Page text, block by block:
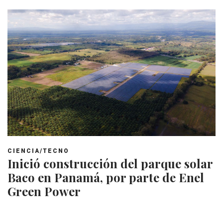
CIENCIA/TECNO
Inició construcción del parque solar
Baco en Panamá, por parte de Enel
Green Power